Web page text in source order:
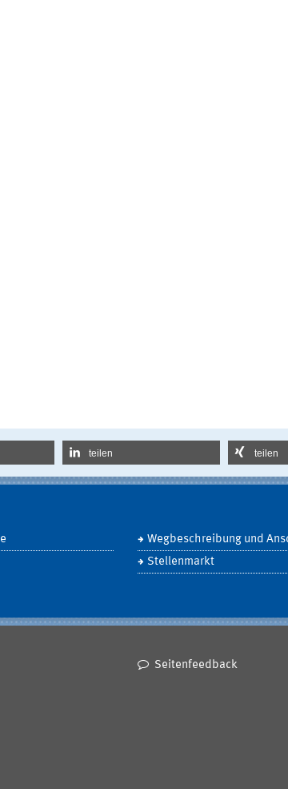
teilen teilen
Wegbeschreibung und
Stellenmarkt
Seitenfeedback